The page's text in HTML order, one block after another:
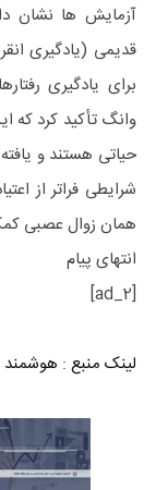
آزمایش ها نشان
قدیمی (یادگیری
برای یادگیری
وانگ تأکید کرد که
حیاتی هستند و
شرایطی فراتر از
همان زوال عصبی
انتهای پیام
[ad_2]
لینک منبع : هوشمند